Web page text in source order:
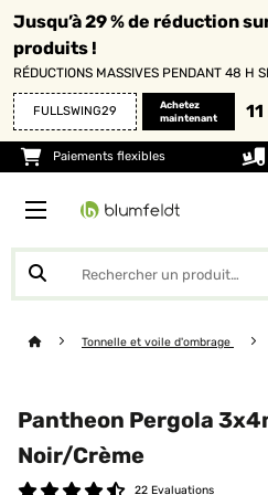
Jusqu’à 29 % de réduction
produits !
RÉDUCTIONS MASSIVES PENDANT 48 H
FULLSWING29
Achetez
maintenant
11
Paiements flexibles
Tonnelle et voile d'ombrage
Pantheon Pergola
Noir/Crème
22 Evaluations